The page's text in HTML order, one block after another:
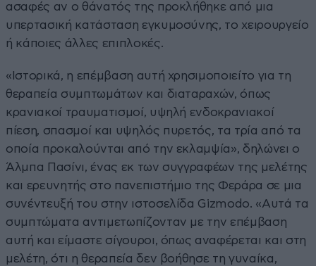
ασαφές αν ο θάνατός της προκλήθηκε από μια
υπερτασική κατάσταση εγκυμοσύνης, το χειρουργείο
ή κάποιες άλλες επιπλοκές.
«Ιστορικά, η επέμβαση αυτή χρησιμοποιείτο για τη
θεραπεία συμπτωμάτων και διαταραχών, όπως
κρανιακοί τραυματισμοί, υψηλή ενδοκρανιακοί
πίεση, σπασμοί και υψηλός πυρετός, τα τρία από τα
οποία προκαλούνται από την εκλαμψία», δηλώνει ο
Άλμπα Πασίνι, ένας εκ των συγγραφέων της μελέτης
και ερευνητής στο πανεπιστήμιο της Φεράρα σε μια
συνέντευξή του στην ιστοσελίδα Gizmodo. «Αυτά τα
συμπτώματα αντιμετωπίζονταν με την επέμβαση
αυτή και είμαστε σίγουροι, όπως αναφέρεται και στη
μελέτη, ότι η θεραπεία δεν βοήθησε τη γυναίκα,